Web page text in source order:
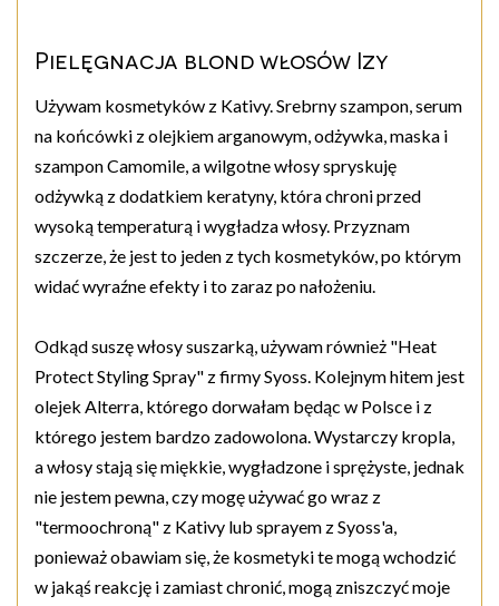
Pielęgnacja blond włosów Izy
Używam kosmetyków z Kativy. Srebrny szampon, serum
na końcówki z olejkiem arganowym, odżywka, maska i
szampon Camomile, a wilgotne włosy spryskuję
odżywką z dodatkiem keratyny, która chroni przed
wysoką temperaturą i wygładza włosy. Przyznam
szczerze, że jest to jeden z tych kosmetyków, po którym
widać wyraźne efekty i to zaraz po nałożeniu.
Odkąd suszę włosy suszarką, używam również "Heat
Protect Styling Spray" z firmy Syoss. Kolejnym hitem jest
olejek Alterra, którego dorwałam będąc w Polsce i z
którego jestem bardzo zadowolona. Wystarczy kropla,
a włosy stają się miękkie, wygładzone i sprężyste, jednak
nie jestem pewna, czy mogę używać go wraz z
"termoochroną" z Kativy lub sprayem z Syoss'a,
ponieważ obawiam się, że kosmetyki te mogą wchodzić
w jakąś reakcję i zamiast chronić, mogą zniszczyć moje